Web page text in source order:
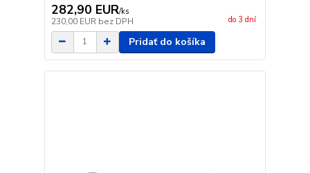
282,90 EUR/ks
230,00 EUR bez DPH do 3 dní
Pridať do košíka